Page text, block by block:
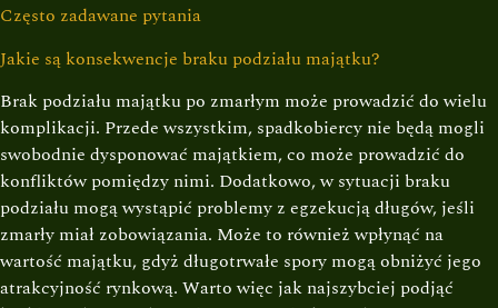
Często zadawane pytania
Jakie są konsekwencje braku podziału majątku?
Brak podziału majątku po zmarłym może prowadzić do wielu
komplikacji. Przede wszystkim, spadkobiercy nie będą mogli
swobodnie dysponować majątkiem, co może prowadzić do
konfliktów pomiędzy nimi. Dodatkowo, w sytuacji braku
podziału mogą wystąpić problemy z egzekucją długów, jeśli
zmarły miał zobowiązania. Może to również wpłynąć na
wartość majątku, gdyż długotrwałe spory mogą obniżyć jego
atrakcyjność rynkową. Warto więc jak najszybciej podjąć